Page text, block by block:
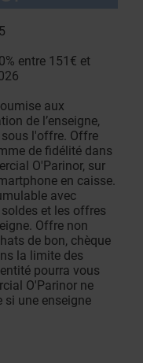
entre 151€ et
aux
de l’enseigne,
l'offre. Offre
de fidélité dans
O'Parinor, sur
en caisse.
avec
et les offres
Offre non
de bon, chèque
la limite des
pourra vous
O'Parinor ne
si une enseigne